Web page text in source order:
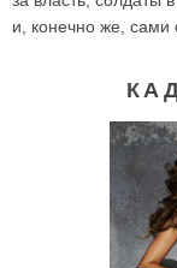
и, конечно же, сами